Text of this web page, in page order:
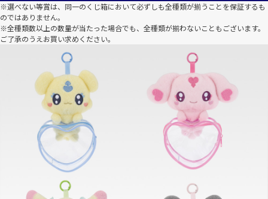
※選べない等賞は、同一のくじ箱において必ずしも全種類が揃うことを保証するも
のではありません。
※全種類数以上の数量が当たった場合でも、全種類が揃わないこともございます。
ご了承のうえお買い求めください。